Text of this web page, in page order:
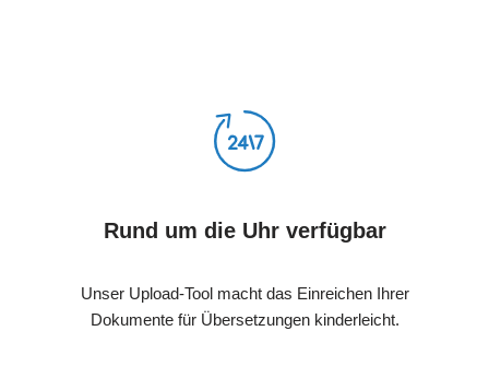
Rund um die Uhr verfügbar
Unser Upload-Tool macht das Einreichen Ihrer
Dokumente für Übersetzungen kinderleicht.